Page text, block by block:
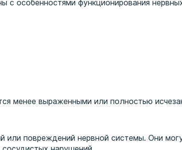
с особенностями функционирования
менее выраженными или полностью
или повреждений нервной системы. Они